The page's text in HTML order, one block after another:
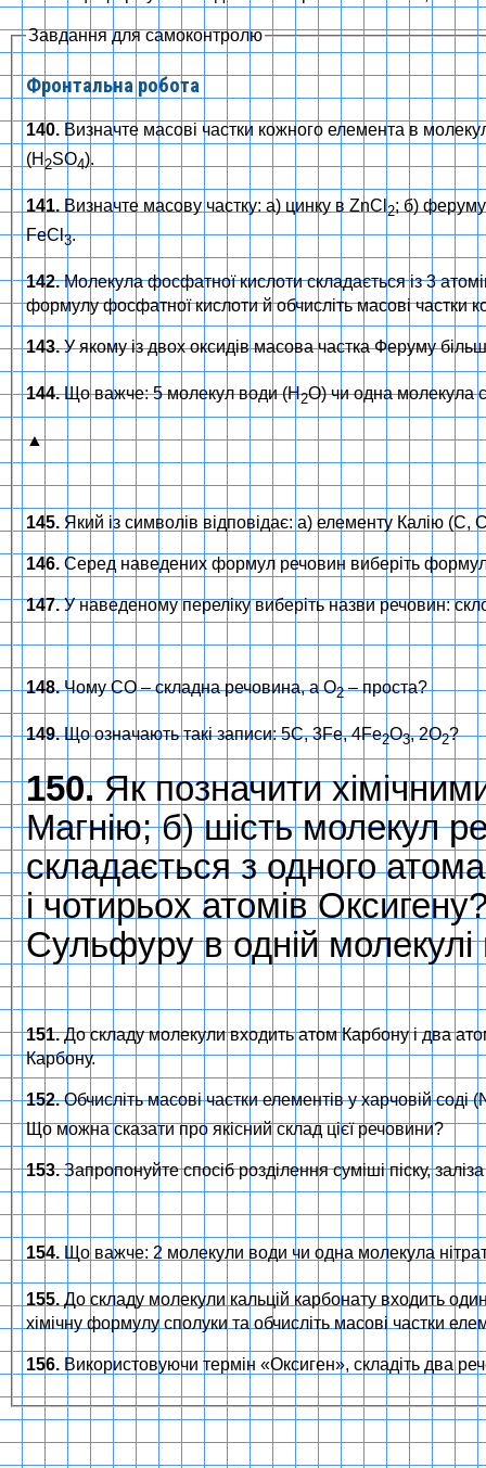
Завдання для самоконтролю
Фронтальна робота
140. Визначте масові частки кожного елемента в
(H 2SO4).
141. Визначте масову частку: а) цинку в ZnCl 2; б)
FeCl3.
142.Молекула фосфатної кислоти складається із 3
формулу фосфатної кислоти й обчисліть масові частки
143.У якому із двох оксидів масова частка Феруму
144.Що важче: 5 молекул води (H2O) чи одна молекула
▲
145. Який із символів відповідає: а) елементу Калію
146. Серед наведених формул речовин виберіть
147.У наведеному переліку виберіть назви речовин:
148.Чому CO – складна речовина, а O2– проста?
149.Що означають такі записи: 5C, 3Fe, 4Fe2O3, 2О2?
150.Як позначити
Магнію; б) шість молекул
складається з одного
і чотирьох атомів
Сульфуру в одній молекулі
151.До складу молекули входить атом Карбону і два
Карбону.
152.Обчисліть масові частки елементів у харчовій соді
Що можна сказати про якісний склад цієї речовини?
153.Запропонуйте спосіб розділення суміші піску,
154. Що важче: 2 молекули води чи одна молекула
155. До складу молекули кальцій карбонату входить
хімічну формулу сполуки та обчисліть масові частки
156. Використовуючи термін «Оксиген», складіть два